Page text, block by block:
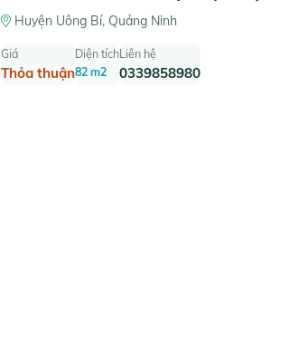
Huyện Uông Bí, Quảng Ninh
Giá
Thỏa thuận
Diện tích
82 m2
Liên hệ
0339858980